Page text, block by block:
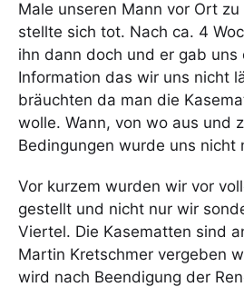
Male unseren Mann vor Ort
stellte sich tot. Nach ca. 4
ihn dann doch und er gab uns
Information das wir uns nicht
bräuchten da man die
wolle. Wann, von wo aus und
Bedingungen wurde uns nicht
Vor kurzem wurden wir vor
gestellt und nicht nur wir
Viertel. Die Kasematten sind
Martin Kretschmer vergeben
wird nach Beendigung der